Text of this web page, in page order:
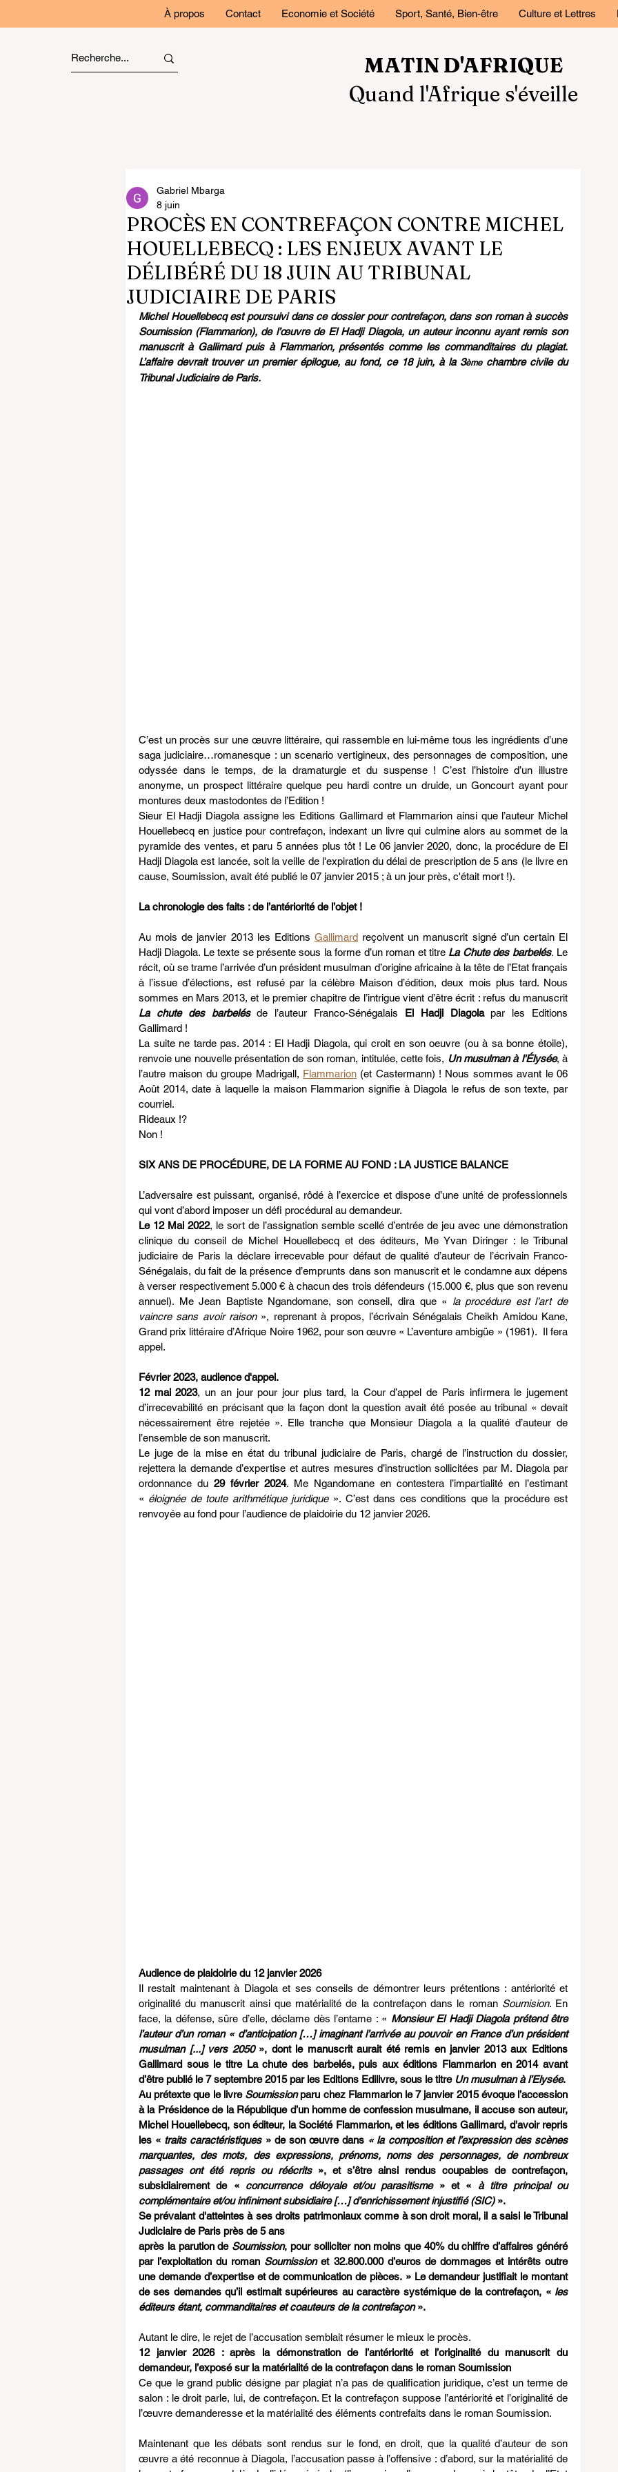
À propos Contact Economie et Société Sport, Santé, Bien-être Culture et Lettres
MATIN D'AFRIQUE
Quand l'Afrique s'éveille
PROCÈS EN CONTREFAÇON CONTRE MICHEL
HOUELLEBECQ : LES ENJEUX AVANT LE
DÉLIBÉRÉ DU 18 JUIN AU TRIBUNAL
JUDICIAIRE DE PARIS
Gabriel Mbarga
8 juin
Michel Houellebecq est poursuivi dans ce dossier pour contrefaçon, dans son roman à succès
Soumission (Flammarion), de l’œuvre de El Hadji Diagola, un auteur inconnu ayant remis son
manuscrit à Gallimard puis à Flammarion, présentés comme les commanditaires du plagiat.
L’affaire devrait trouver un premier épilogue, au fond, ce 18 juin, à la 3ème chambre civile du
Tribunal Judiciaire de Paris.
C’est un procès sur une œuvre littéraire, qui rassemble en lui-même tous les ingrédients d’une
saga judiciaire…romanesque : un scenario vertigineux, des personnages de composition, une
odyssée dans le temps, de la dramaturgie et du suspense ! C’est l’histoire d’un illustre
anonyme, un prospect littéraire quelque peu hardi contre un druide, un Goncourt ayant pour
montures deux mastodontes de l’Edition !
Sieur El Hadji Diagola assigne les Editions Gallimard et Flammarion ainsi que l’auteur Michel
Houellebecq en justice pour contrefaçon, indexant un livre qui culmine alors au sommet de la
pyramide des ventes, et paru 5 années plus tôt ! Le 06 janvier 2020, donc, la procédure de El
Hadji Diagola est lancée, soit la veille de l'expiration du délai de prescription de 5 ans (le livre en
cause, Soumission, avait été publié le 07 janvier 2015 ; à un jour près, c'était mort !).
La chronologie des faits : de l’antériorité de l’objet !
Au mois de janvier 2013 les Editions Gallimard reçoivent un manuscrit signé d’un certain El
Hadji Diagola. Le texte se présente sous la forme d’un roman et titre La Chute des barbelés. Le
récit, où se trame l’arrivée d’un président musulman d’origine africaine à la tête de l’Etat français
à l’issue d’élections, est refusé par la célèbre Maison d’édition, deux mois plus tard. Nous
La chute des barbelés de l’auteur Franco-Sénégalais El Hadji Diagola par les Editions
Gallimard !
La suite ne tarde pas. 2014 : El Hadji Diagola, qui croit en son oeuvre (ou à sa bonne étoile),
renvoie une nouvelle présentation de son roman, intitulée, cette fois, Un musulman à l'Élysée, à
l’autre maison du groupe Madrigall, Flammarion (et Castermann) ! Nous sommes avant le 06
Août 2014, date à laquelle la maison Flammarion signifie à Diagola le refus de son texte, par
courriel.
Rideaux !?
Non !
SIX ANS DE PROCÉDURE, DE LA FORME AU FOND : LA JUSTICE BALANCE
L’adversaire est puissant, organisé, rôdé à l’exercice et dispose d’une unité de professionnels
qui vont d’abord imposer un défi procédural au demandeur.
Le 12 Mai 2022, le sort de l’assignation semble scellé d’entrée de jeu avec une démonstration
clinique du conseil de Michel Houellebecq et des éditeurs, Me Yvan Diringer : le Tribunal
judiciaire de Paris la déclare irrecevable pour défaut de qualité d’auteur de l’écrivain Franco-
Sénégalais, du fait de la présence d’emprunts dans son manuscrit et le condamne aux dépens
à verser respectivement 5.000 € à chacun des trois défendeurs (15.000 €, plus que son revenu
annuel). Me Jean Baptiste Ngandomane, son conseil, dira que « la procédure est l’art de
vaincre sans avoir raison », reprenant à propos, l’écrivain Sénégalais Cheikh Amidou Kane,
Grand prix littéraire d’Afrique Noire 1962, pour son œuvre « L’aventure ambigüe » (1961).  Il fera
appel.
Février 2023, audience d'appel.
12 mai 2023, un an jour pour jour plus tard, la Cour d’appel de Paris infirmera le jugement
d’irrecevabilité en précisant que la façon dont la question avait été posée au tribunal « devait
nécessairement être rejetée ». Elle tranche que Monsieur Diagola a la qualité d’auteur de
l’ensemble de son manuscrit.
Le juge de la mise en état du tribunal judiciaire de Paris, chargé de l’instruction du dossier,
rejettera la demande d’expertise et autres mesures d’instruction sollicitées par M. Diagola par
ordonnance du 29 février 2024. Me Ngandomane en contestera l’impartialité en l’estimant
« éloignée de toute arithmétique juridique ». C’est dans ces conditions que la procédure est
renvoyée au fond pour l’audience de plaidoirie du 12 janvier 2026.
Audience de plaidoirie du 12 janvier 2026
Il restait maintenant à Diagola et ses conseils de démontrer leurs prétentions : antériorité et
originalité du manuscrit ainsi que matérialité de la contrefaçon dans le roman Soumision. En
face, la défense, sûre d’elle, déclame dès l’entame : « Monsieur El Hadji Diagola prétend être
l’auteur d’un roman « d’anticipation […] imaginant l’arrivée au pouvoir en France d’un président
musulman [...] vers 2050 », dont le manuscrit aurait été remis en janvier 2013 aux Editions
Gallimard sous le titre La chute des barbelés, puis aux éditions Flammarion en 2014 avant
d’être publié le 7 septembre 2015 par les Editions Edilivre, sous le titre Un musulman à l’Elysée.
Au prétexte que le livre Soumission paru chez Flammarion le 7 janvier 2015 évoque l’accession
à la Présidence de la République d’un homme de confession musulmane, il accuse son auteur,
Michel Houellebecq, son éditeur, la Société Flammarion, et les éditions Gallimard, d'avoir repris
les « traits caractéristiques » de son œuvre dans « la composition et l’expression des scènes
marquantes, des mots, des expressions, prénoms, noms des personnages, de nombreux
passages ont été repris ou réécrits », et s’être ainsi rendus coupables de contrefaçon,
subsidiairement de « concurrence déloyale et/ou parasitisme » et « à titre principal ou
complémentaire et/ou infiniment subsidiaire […] d’enrichissement injustifié (SIC) ».
Se prévalant d'atteintes à ses droits patrimoniaux comme à son droit moral, il a saisi le Tribunal
Judiciaire de Paris près de 5 ans
après la parution de Soumission, pour solliciter non moins que 40% du chiffre d’affaires généré
par l’exploitation du roman Soumission et 32.800.000 d’euros de dommages et intérêts outre
une demande d’expertise et de communication de pièces. » Le demandeur justifiait le montant
de ses demandes qu’il estimait supérieures au caractère systémique de la contrefaçon, « les
éditeurs étant, commanditaires et coauteurs de la contrefaçon ».
Autant le dire, le rejet de l’accusation semblait résumer le mieux le procès.
12 janvier 2026 : après la démonstration de l’antériorité et l’originalité du manuscrit du
demandeur, l’exposé sur la matérialité de la contrefaçon dans le roman Soumission
Ce que le grand public désigne par plagiat n’a pas de qualification juridique, c’est un terme de
salon : le droit parle, lui, de contrefaçon. Et la contrefaçon suppose l’antériorité et l’originalité de
l’œuvre demanderesse et la matérialité des éléments contrefaits dans le roman Soumission.
Maintenant que les débats sont rendus sur le fond, en droit, que la qualité d’auteur de son
œuvre a été reconnue à Diagola, l’accusation passe à l’offensive : d’abord, sur la matérialité de